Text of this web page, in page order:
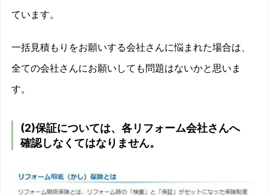
ています。
一括見積もりをお願いする会社さんに悩まれた場合は、
全ての会社さんにお願いしても問題はないかと思いま
す。
(2)保証については、各リフォーム会社さんへ
確認しなくてはなりません。